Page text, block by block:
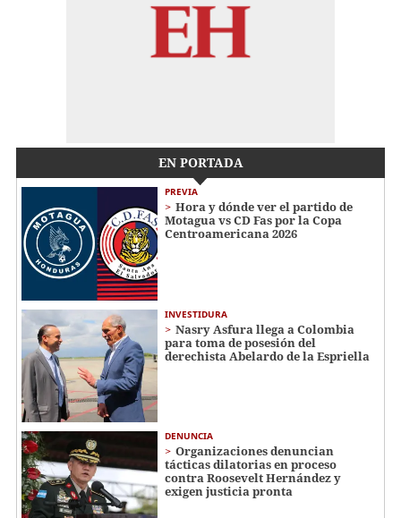
EN PORTADA
PREVIA
Hora y dónde ver el partido de
Motagua vs CD Fas por la Copa
Centroamericana 2026
INVESTIDURA
Nasry Asfura llega a Colombia
para toma de posesión del
derechista Abelardo de la Espriella
DENUNCIA
Organizaciones denuncian
tácticas dilatorias en proceso
contra Roosevelt Hernández y
exigen justicia pronta